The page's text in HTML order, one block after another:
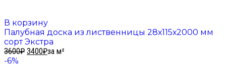
В корзину
Палубная доска из лиственницы 28х115х2000 мм
сорт Экстра
3600₽ 3400₽за м²
-6%